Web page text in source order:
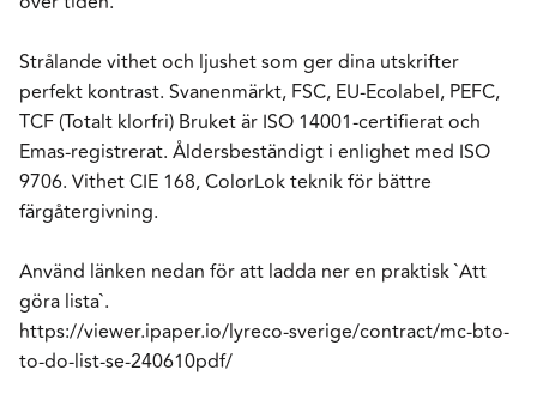
Strålande vithet och ljushet som ger dina utskrifter
perfekt kontrast. Svanenmärkt, FSC, EU-Ecolabel, PEFC,
TCF (Totalt klorfri) Bruket är ISO 14001-certifierat och
Emas-registrerat. Åldersbeständigt i enlighet med ISO
9706. Vithet CIE 168, ColorLok teknik för bättre
färgåtergivning.
Använd länken nedan för att ladda ner en praktisk `Att
göra lista`.
https://viewer.ipaper.io/lyreco-sverige/contract/mc-bto-
to-do-list-se-240610pdf/